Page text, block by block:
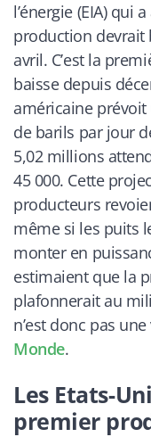
l’énergie (EIA) qui
production devrait
avril. C’est la
baisse depuis
américaine
de barils par jour
5,02 millions
45 000. Cette
producteurs
même si les puits
monter en
estimaient que la
plafonnerait au
n’est donc pas
Monde.
Les Etats-
premier